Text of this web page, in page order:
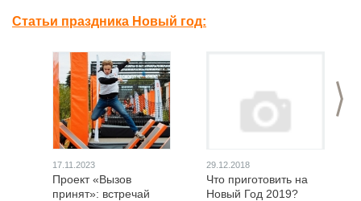
Статьи праздника Новый год:
>
17.11.2023
Проект «Вызов
принят»: встречай
29.12.2018
Что приготовить на
Новый Год 2019?